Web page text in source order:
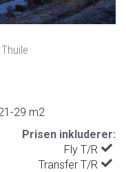
29 m2
Prisen inkluderer:
Fly T/R
Transfer T/R